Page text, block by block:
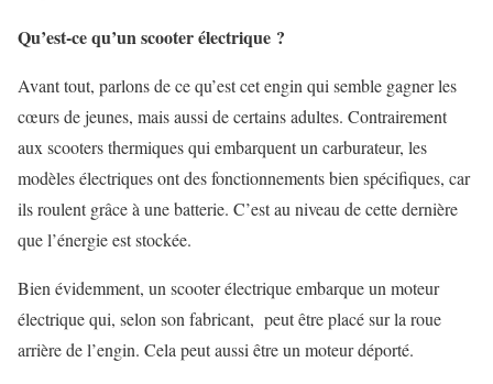
Qu’est-ce qu’un scooter électrique ?
Avant tout, parlons de ce qu’est cet engin qui semble gagner les
cœurs de jeunes, mais aussi de certains adultes. Contrairement
aux scooters thermiques qui embarquent un carburateur, les
modèles électriques ont des fonctionnements bien spécifiques, car
ils roulent grâce à une batterie. C’est au niveau de cette dernière
que l’énergie est stockée.
Bien évidemment, un scooter électrique embarque un moteur
électrique qui, selon son fabricant, peut être placé sur la roue
arrière de l’engin. Cela peut aussi être un moteur déporté.